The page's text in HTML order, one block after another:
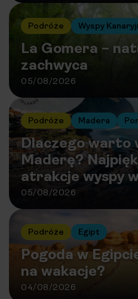
Podróże Wyspy
La Gomera –
zachwyca
05/08/2026
Podróże Madera
Dlaczego warto
Maderę?
atrakcje wyspy
05/08/2026
Podróże Egipt
Pogoda w
na wakacje?
04/08/2026